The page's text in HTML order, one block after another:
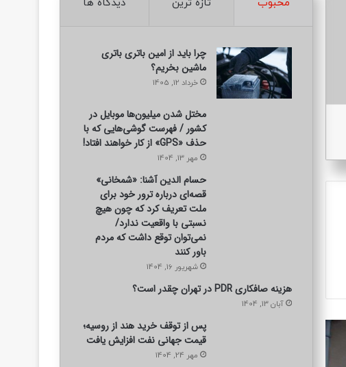
محبوب تازه ترین دیدگاه ها
چرا باید از امین باتری باتری
ماشین بخریم؟
خرداد 12, 1405
مختل شدن میلیون‌ها موبایل در
کشور / فهرست گوشی‌هایی که با
حذف «GPS» از کار خواهند افتاد!
مهر 13, 1404
حسام الدین آشنا: «شمخانی»
قصه‌ای درباره ترور خود برای
ملت تعریف کرد که چون هیچ
نسبتی با واقعیت ندارد/
نمی‌توان توقع داشت که مردم
باور کنند
شهریور 16, 1404
هزینه صافکاری PDR در تهران چقدر است؟
آبان 13, 1404
پس از توقف خرید هند از روسیه؛
قیمت جهانی نفت افزایش یافت
مهر 24, 1404